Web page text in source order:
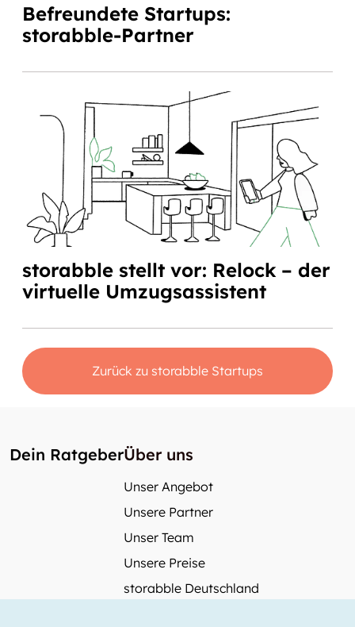
Befreundete Startups:
storabble-Partner
storabble stellt vor: Relock – der
virtuelle Umzugsassistent
Zurück zu storabble Startups
Dein RatgeberÜber uns
Unser Angebot
Unsere Partner
Unser Team
Unsere Preise
storabble Deutschland